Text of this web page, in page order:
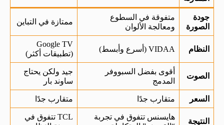
جودة
الصورة
متفوقة في السطوع
ومعالجة الألوان
ممتازة في التباين
النظام VIDAA (أسرع وأبسط)
Google TV
(تطبيقات أكثر)
الصوت
أقوى بفضل السبووفر
المدمج
جيد ولكن يحتاج
ساوند بار
السعر متقارب جدًا متقارب جدًا
النتيجة
هايسنس تتفوق في تجربة
TCL تتفوق في